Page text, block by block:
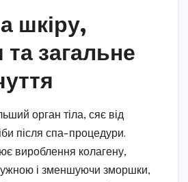
шкіру,
загальне
орган тіла, сяє від
після спа-процедури.
вироблення колагену,
і зменшуючи зморшки,